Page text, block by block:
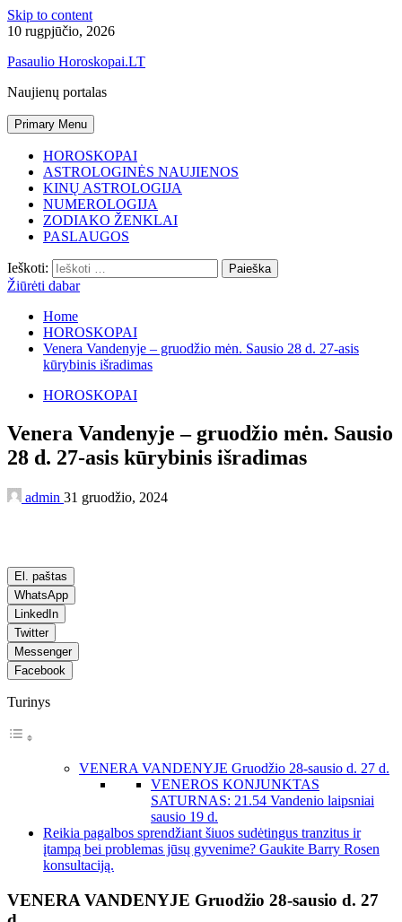
Skip to content
10 rugpjūčio, 2026
Pasaulio Horoskopai.LT
Naujienų portalas
Primary Menu
HOROSKOPAI
ASTROLOGINĖS NAUJIENOS
KINŲ ASTROLOGIJA
NUMEROLOGIJA
ZODIAKO ŽENKLAI
PASLAUGOS
Ieškoti:
Žiūrėti dabar
Home
HOROSKOPAI
Venera Vandenyje – gruodžio mėn. Sausio 28 d. 27-asis
kūrybinis išradimas
HOROSKOPAI
Venera Vandenyje – gruodžio mėn. Sausio
28 d. 27-asis kūrybinis išradimas
admin 31 gruodžio, 2024
El. paštas
WhatsApp
LinkedIn
Twitter
Messenger
Facebook
Turinys
VENERA VANDENYJE Gruodžio 28-sausio d. 27 d.
VENEROS KONJUNKTAS
SATURNAS: 21.54 Vandenio laipsniai
sausio 19 d.
Reikia pagalbos sprendžiant šiuos sudėtingus tranzitus ir
įtampą bei problemas jūsų gyvenime? Gaukite Barry Rosen
konsultaciją.
VENERA VANDENYJE Gruodžio 28-sausio d. 27